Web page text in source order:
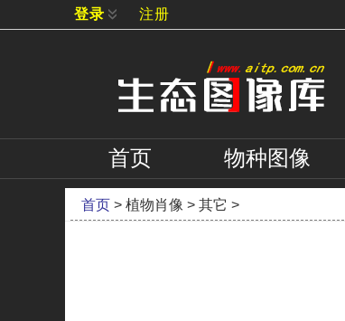
登录 注册
首页 物种图像
首页 > 植物肖像 > 其它 >